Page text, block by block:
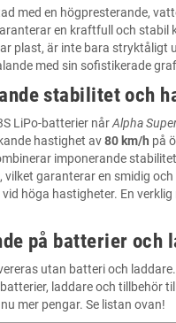
med en högpresterande,
en kraftfull och stabil
plast, är inte bara stryktåligt
med sin sofistikerade
stabilitet och
LiPo-batterier nårAlpha
hastighet av80 km/h på
imponerande
vilket garanterar en smidig
vid höga hastigheter. En
på batterier och
utan batteri och
laddare och tillbehör
mer pengar. Se listan ovan!